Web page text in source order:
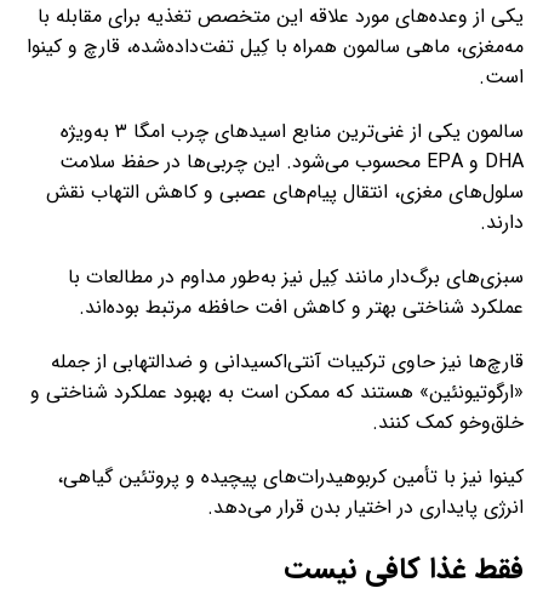
یکی از وعده‌های مورد علاقه این متخصص تغذیه برای مقابله با
مه‌مغزی، ماهی سالمون همراه با کِیل تفت‌داده‌شده، قارچ و کینوا
است.
سالمون یکی از غنی‌ترین منابع اسیدهای چرب امگا ۳ به‌ویژه
DHA و EPA محسوب می‌شود. این چربی‌ها در حفظ سلامت
سلول‌های مغزی، انتقال پیام‌های عصبی و کاهش التهاب نقش
دارند.
سبزی‌های برگ‌دار مانند کِیل نیز به‌طور مداوم در مطالعات با
عملکرد شناختی بهتر و کاهش افت حافظه مرتبط بوده‌اند.
قارچ‌ها نیز حاوی ترکیبات آنتی‌اکسیدانی و ضدالتهابی از جمله
«ارگوتیونئین» هستند که ممکن است به بهبود عملکرد شناختی و
خلق‌وخو کمک کنند.
کینوا نیز با تأمین کربوهیدرات‌های پیچیده و پروتئین گیاهی،
انرژی پایداری در اختیار بدن قرار می‌دهد.
فقط غذا کافی نیست